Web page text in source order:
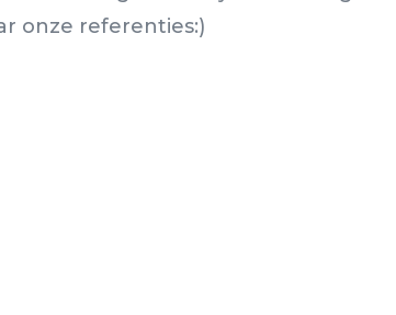
onze referenties:)